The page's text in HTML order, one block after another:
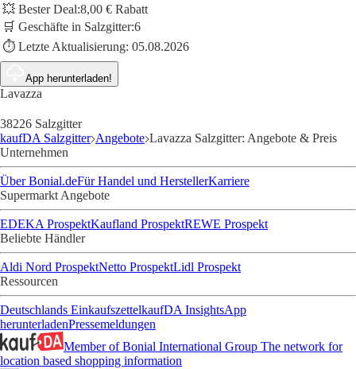
💥 Bester Deal:8,00 € Rabatt
🛒 Geschäfte in Salzgitter:6
⏱️ Letzte Aktualisierung: 05.08.2026
App herunterladen!
Lavazza
38226 Salzgitter
kaufDA Salzgitter Angebote Lavazza Salzgitter: Angebote & Preis
Unternehmen
Über Bonial.deFür Handel und HerstellerKarriere
Supermarkt Angebote
EDEKA ProspektKaufland ProspektREWE Prospekt
Beliebte Händler
Aldi Nord ProspektNetto ProspektLidl Prospekt
Ressourcen
Deutschlands EinkaufszettelkaufDA InsightsApp
herunterladenPressemeldungen
Member of Bonial International Group The network for
location based shopping information